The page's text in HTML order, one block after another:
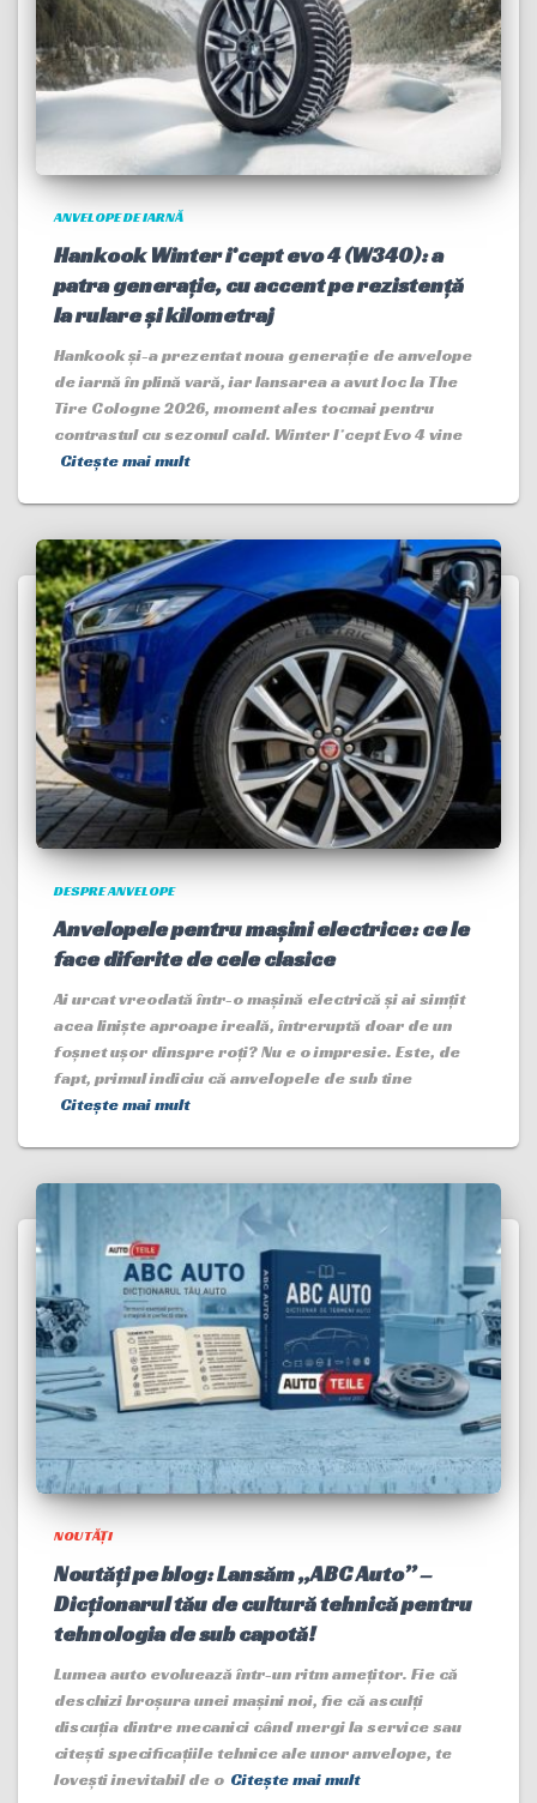
ANVELOPE DE IARNĂ
Hankook Winter i*cept evo 4 (W340): a
patra generație, cu accent pe rezistență
la rulare și kilometraj
Hankook și-a prezentat noua generație de anvelope
de iarnă în plină vară, iar lansarea a avut loc la The
Tire Cologne 2026, moment ales tocmai pentru
contrastul cu sezonul cald. Winter I*cept Evo 4 vine
Citește mai mult
DESPRE ANVELOPE
Anvelopele pentru mașini electrice: ce le
face diferite de cele clasice
Ai urcat vreodată într-o mașină electrică și ai simțit
acea liniște aproape ireală, întreruptă doar de un
foșnet ușor dinspre roți? Nu e o impresie. Este, de
fapt, primul indiciu că anvelopele de sub tine
Citește mai mult
NOUTĂȚI
Noutăți pe blog: Lansăm „ABC Auto” –
Dicționarul tău de cultură tehnică pentru
tehnologia de sub capotă!
Lumea auto evoluează într-un ritm amețitor. Fie că
deschizi broșura unei mașini noi, fie că asculți
discuția dintre mecanici când mergi la service sau
citești specificațiile tehnice ale unor anvelope, te
lovești inevitabil de o Citește mai mult